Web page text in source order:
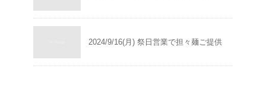
2024/9/16(月) 祭日営業で担々麺ご提供